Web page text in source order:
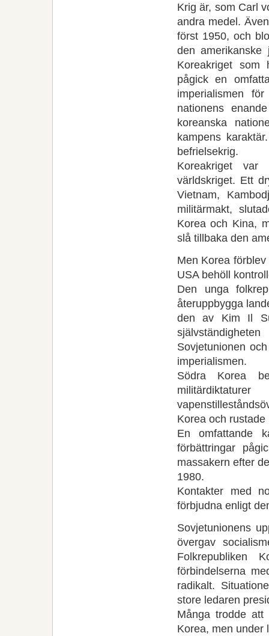
Krig är, som Carl
andra medel.
först 1950, och
den
Koreakriget som
pågick en
imperialismen
nationens
koreanska
kampens
befrielsekrig.
Koreakriget
världskriget. Ett
Vietnam,
militärmakt,
Korea och Kina,
slå tillbaka den
Men Korea
USA behöll
Den unga
återuppbygga
den av Kim Il
Sovjetunionen
imperialismen.
Södra Korea
Korea och
En omfattande
förbättringar
massakern efter
1980.
Kontakter med
förbjudna enligt
Sovjetunionens
övergav
Folkrepubliken
förbindelserna
radikalt.
store ledaren
Många trodde
Korea, men under